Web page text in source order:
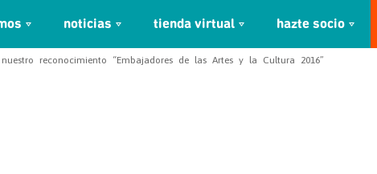
noticias tienda virtual hazte socio
reconocimiento “Embajadores de las Artes y la Cultura 2016”